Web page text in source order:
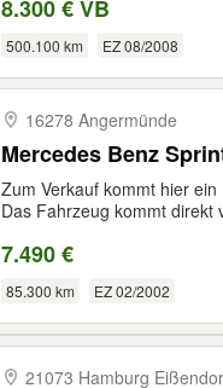
8.300 € VB
500.100 km EZ 08/2008
16278 Angermünde
Mercedes Benz
Zum Verkauf kommt hier
Das Fahrzeug kommt direkt
7.490 €
85.300 km EZ 02/2002
21073 Hamburg